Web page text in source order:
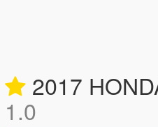
2017
1.0